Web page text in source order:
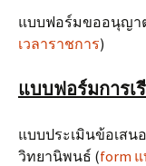
แบบฟอร์มขออนุญา
เวลาราชการ)
แบบฟอร์มการเ
แบบประเมินข้อเสน
วิทยานิพนธ์ (form